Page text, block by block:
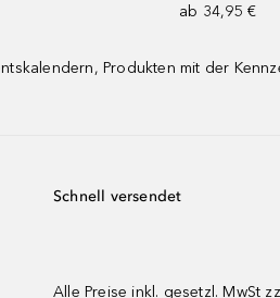
ab 34,95 €
Produkten mit der
Schnell versendet
Alle Preise inkl. gesetzl. MwSt